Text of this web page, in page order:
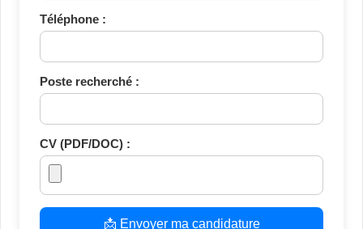
Téléphone :
Poste recherché :
CV (PDF/DOC) :
📩 Envoyer ma candidature